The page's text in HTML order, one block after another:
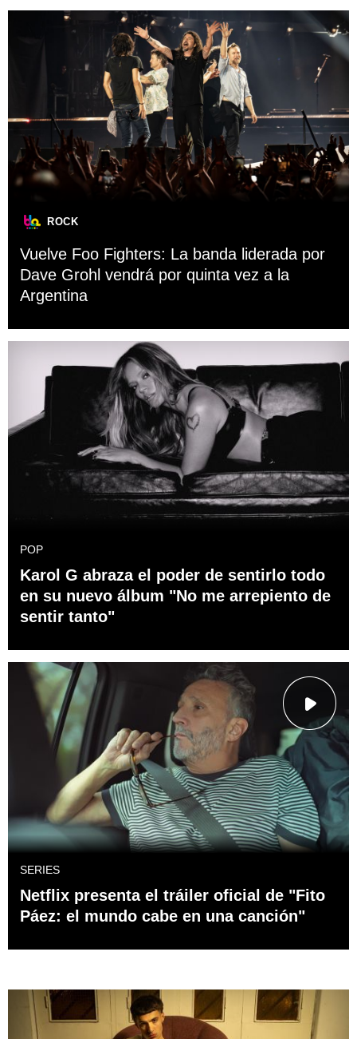
ROCK
Vuelve Foo Fighters: La banda liderada por
Dave Grohl vendrá por quinta vez a la
Argentina
POP
Karol G abraza el poder de sentirlo todo
en su nuevo álbum "No me arrepiento de
sentir tanto"
SERIES
Netflix presenta el tráiler oficial de "Fito
Páez: el mundo cabe en una canción"